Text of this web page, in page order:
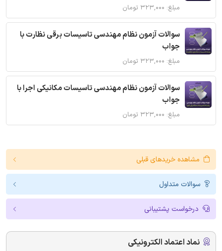
مبلغ: ۳۲۳,۰۰۰ تومان
سوالات آزمون نظام مهندسی تاسیسات برقی نظارت با
جواب
مبلغ: ۳۲۳,۰۰۰ تومان
سوالات آزمون نظام مهندسی تاسیسات مکانیکی اجرا با
جواب
مبلغ: ۳۲۳,۰۰۰ تومان
مشاهده خریدهای قبلی
سوالات متداول
درخواست پشتیبانی
نماد اعتماد الکترونیکی